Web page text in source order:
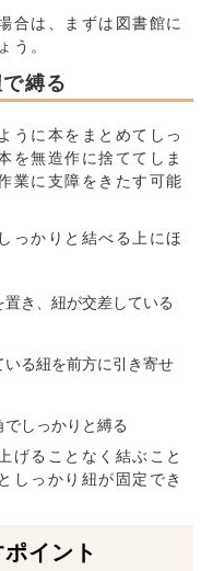
合は、まずは図書館に
う。
縛る
うに本をまとめてしっ
を無造作に捨ててしま
業に支障をきたす可能
っかりと結べる上にほ
き、紐が交差している
る紐を前方に引き寄せ
しっかりと縛る
げることなく結ぶこと
しっかり紐が固定でき
イント